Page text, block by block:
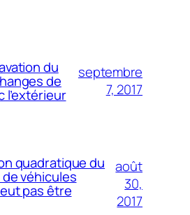
du
de
l’extérieur
septembre
7, 2017
quadratique du
véhicules
pas être
août
30,
2017